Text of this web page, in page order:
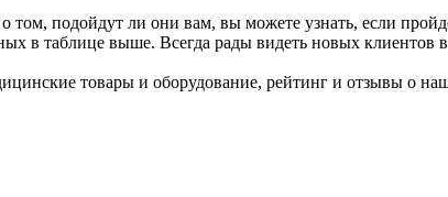
том, подойдут ли они вам, вы можете узнать, если
в таблице выше. Всегда рады видеть новых клиентов
товары и оборудование, рейтинг и отзывы о